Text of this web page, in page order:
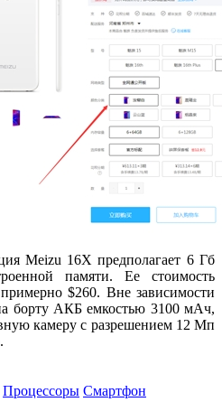
Meizu 16X предполагает 6 Гб
памяти. Ее стоимость
$260. Вне зависимости
борту АКБ емкостью 3100 мАч,
камеру с разрешением 12 Мп
Процессоры Смартфон